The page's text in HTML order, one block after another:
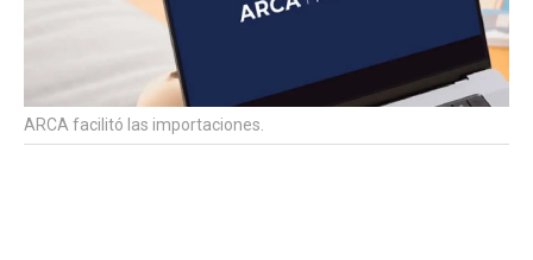
ARCA facilitó las importaciones.